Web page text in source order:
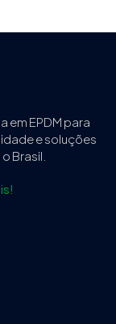
em EPDM para
e soluções
Brasil.